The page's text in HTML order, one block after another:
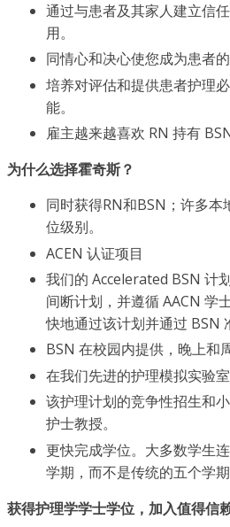
通过与患者及其家人建立信
用。
同情心和决心使您成为患者的
培养对评估和提供患者护理
能。
雇主越来越喜欢 RN 持有
为什么选择霍奇斯？
同时获得RN和BSN；许多本
位级别。
ACEN 认证项目
我们的 Accelerated BSN 计
间断计划，并遵循 AACN 学
快地通过该计划并通过 BSN
BSN 在校园内提供，晚上和
在我们先进的护理模拟实验室
该护理计划的竞争性招生和
护士教授。
更快完成学位。大多数学生
学期，而不是传统的五个学期
获得护理学学士学位，加入值得信